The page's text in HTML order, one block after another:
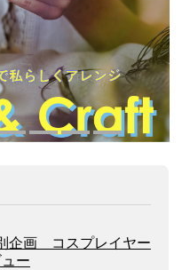
5 6 7 8
企画 コスプレイヤー
ー